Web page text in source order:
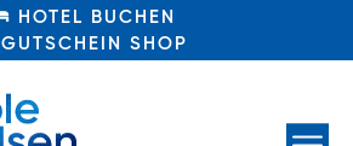
HOTEL BUCHEN
GUTSCHEIN SHOP
HOTEL BUCHEN
GUTSCHEIN SHOP